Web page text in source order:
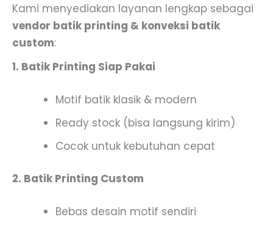
Kami menyediakan layanan lengkap sebagai
vendor batik printing & konveksi batik
custom:
1. Batik Printing Siap Pakai
Motif batik klasik & modern
Ready stock (bisa langsung kirim)
Cocok untuk kebutuhan cepat
2. Batik Printing Custom
Bebas desain motif sendiri